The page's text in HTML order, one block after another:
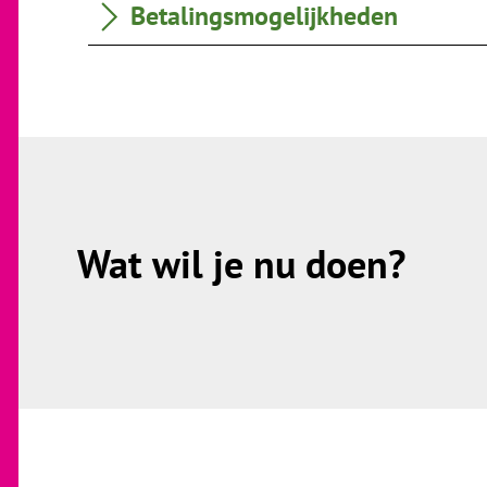
Betalingsmogelijkheden
Wat wil je nu doen?